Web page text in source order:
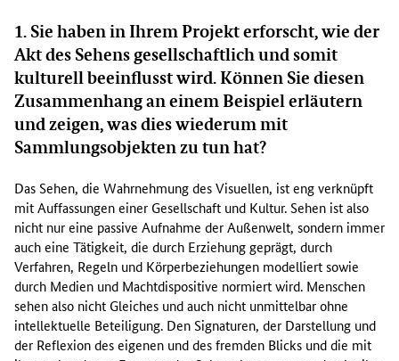
1. Sie haben in Ihrem Projekt erforscht, wie der
Akt des Sehens gesellschaftlich und somit
kulturell beeinflusst wird. Können Sie diesen
Zusammenhang an einem Beispiel erläutern
und zeigen, was dies wiederum mit
Sammlungsobjekten zu tun hat?
Das Sehen, die Wahrnehmung des Visuellen, ist eng verknüpft
mit Auffassungen einer Gesellschaft und Kultur. Sehen ist also
nicht nur eine passive Aufnahme der Außenwelt, sondern immer
auch eine Tätigkeit, die durch Erziehung geprägt, durch
Verfahren, Regeln und Körperbeziehungen modelliert sowie
durch Medien und Machtdispositive normiert wird. Menschen
sehen also nicht Gleiches und auch nicht unmittelbar ohne
intellektuelle Beteiligung. Den Signaturen, der Darstellung und
der Reflexion des eigenen und des fremden Blicks und die mit